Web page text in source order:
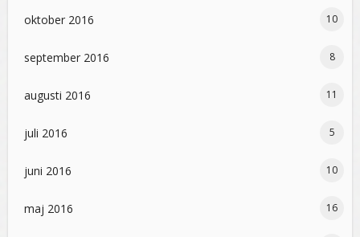
oktober 2016 10
september 2016 8
augusti 2016 11
juli 2016 5
juni 2016 10
maj 2016 16